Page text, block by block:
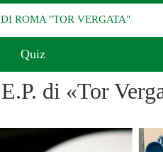
ROMA "TOR VERGATA"
Quiz
di «Tor